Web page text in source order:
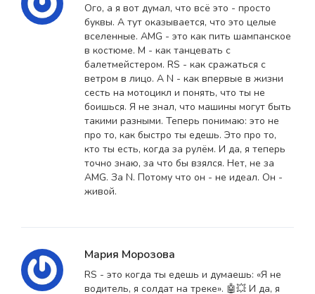
Ого, а я вот думал, что всё это - просто
буквы. А тут оказывается, что это целые
вселенные. AMG - это как пить шампанское
в костюме. M - как танцевать с
балетмейстером. RS - как сражаться с
ветром в лицо. А N - как впервые в жизни
сесть на мотоцикл и понять, что ты не
боишься. Я не знал, что машины могут быть
такими разными. Теперь понимаю: это не
про то, как быстро ты едешь. Это про то,
кто ты есть, когда за рулём. И да, я теперь
точно знаю, за что бы взялся. Нет, не за
AMG. За N. Потому что он - не идеал. Он -
живой.
Мария Морозова
RS - это когда ты едешь и думаешь: «Я не
водитель, я солдат на треке». 🤖💥 И да, я